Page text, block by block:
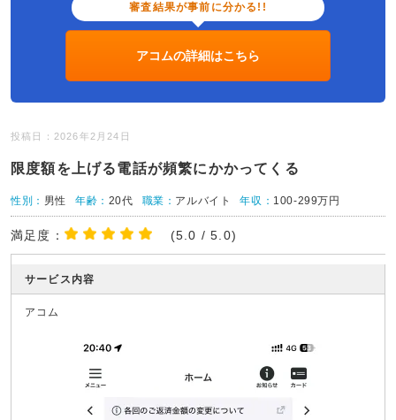
審査結果が事前に分かる!!
アコムの詳細はこちら
投稿日：2026年2月24日
限度額を上げる電話が頻繁にかかってくる
性別： 男性 年齢： 20代 職業： アルバイト 年収： 100-299万円
満足度： (5.0 / 5.0)
サービス内容
アコム